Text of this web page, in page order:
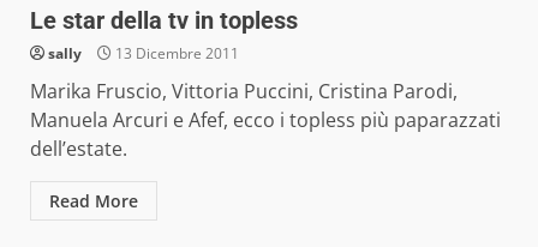
Le star della tv in topless
sally 13 Dicembre 2011
Marika Fruscio, Vittoria Puccini, Cristina Parodi,
Manuela Arcuri e Afef, ecco i topless più paparazzati
dell’estate.
Read More